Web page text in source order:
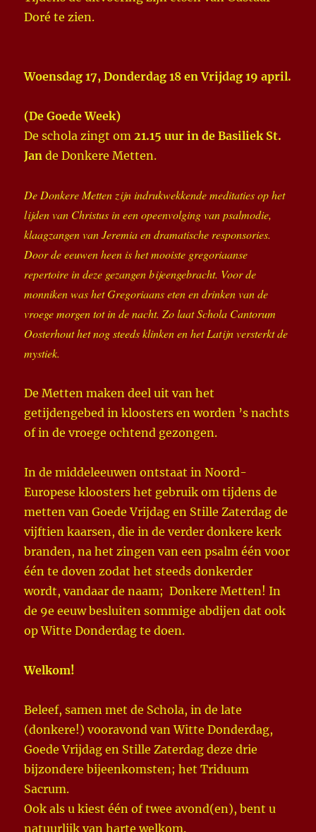
Doré te zien.
Woensdag 17, Donderdag 18 en Vrijdag 19 april.
(De Goede Week)
De schola zingt om21.15 uur in de Basiliek St.
Jan de Donkere Metten.
De Donkere Metten zijn indrukwekkende meditaties op het
lijden van Christus in een opeenvolging van psalmodie,
klaagzangen van Jeremia en dramatische responsories.
Door de eeuwen heen is het mooiste gregoriaanse
repertoire in deze gezangen bijeengebracht. Voor de
monniken was het Gregoriaans eten en drinken van de
vroege morgen tot in de nacht. Zo laat Schola Cantorum
Oosterhout het nog steeds klinken en het Latijn versterkt de
mystiek.
De Metten maken deel uit van het
getijdengebed in kloosters en worden ’s nachts
of in de vroege ochtend gezongen.
In de middeleeuwen ontstaat in Noord-
Europese kloosters het gebruik om tijdens de
metten van Goede Vrijdag en Stille Zaterdag de
vijftien kaarsen, die in de verder donkere kerk
branden, na het zingen van een psalm één voor
één te doven zodat het steeds donkerder
wordt, vandaar de naam; Donkere Metten! In
de 9e eeuw besluiten sommige abdijen dat ook
op Witte Donderdag te doen.
Welkom!
Beleef, samen met de Schola, in de late
(donkere!) vooravond van Witte Donderdag,
Goede Vrijdag en Stille Zaterdag deze drie
bijzondere bijeenkomsten; het Triduum
Sacrum.
Ook als u kiest één of twee avond(en), bent u
natuurlijk van harte welkom.